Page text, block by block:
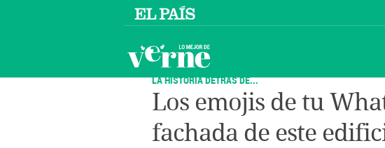
LA HISTORIA DETRÁS DE...
Los emojis de tu
fachada de este